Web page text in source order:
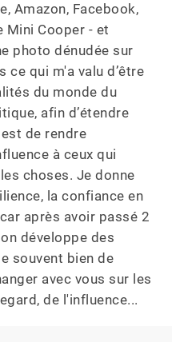
Amazon, Facebook,
Mini Cooper - et
photo dénudée sur
ce qui m'a valu d’être
du monde du
afin d’étendre
de rendre
à ceux qui
choses. Je donne
la confiance en
après avoir passé 2
développe des
souvent bien de
avec vous sur les
de l'influence...